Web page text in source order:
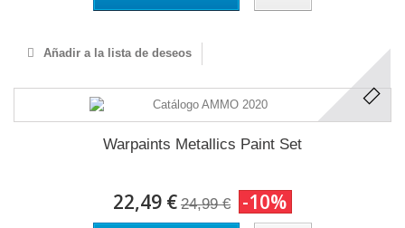
Añadir a la lista de deseos
Warpaints Metallics Paint Set
22,49 € 24,99 € -10%